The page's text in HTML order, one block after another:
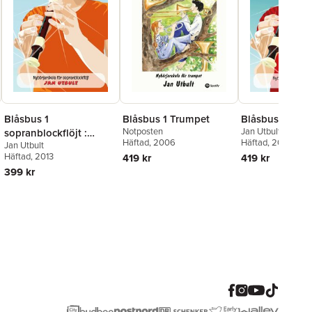
Blåsbus 1
sopranblockflöjt :
nybörjarskola för
sopranblockflöjt
Jan Utbult
Häftad, 2013
399 kr
Blåsbus 1 Trumpet
Notposten
Häftad, 2006
419 kr
Blåsbus 1
Jan Utbult
Häftad, 2015
419 kr